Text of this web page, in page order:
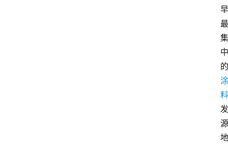
早
最
集
中
的
涂
料
发
源
地